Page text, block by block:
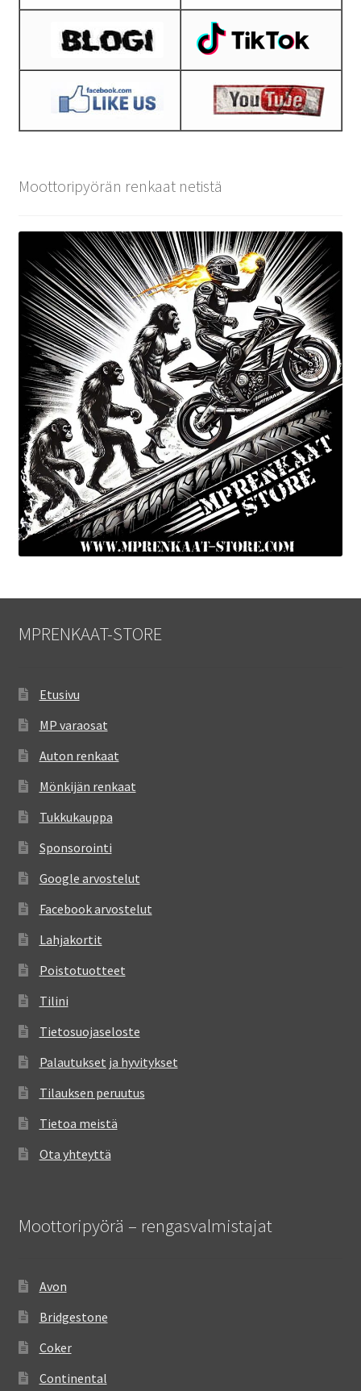
Moottoripyörän renkaat netistä
MPRENKAAT-STORE
Etusivu
MP varaosat
Auton renkaat
Mönkijän renkaat
Tukkukauppa
Sponsorointi
Google arvostelut
Facebook arvostelut
Lahjakortit
Poistotuotteet
Tilini
Tietosuojaseloste
Palautukset ja hyvitykset
Tilauksen peruutus
Tietoa meistä
Ota yhteyttä
Moottoripyörä – rengasvalmistajat
Avon
Bridgestone
Coker
Continental